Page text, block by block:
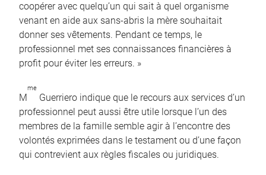
coopérer avec quelqu’un qui sait à quel organisme
venant en aide aux sans-abris la mère souhaitait
donner ses vêtements. Pendant ce temps, le
professionnel met ses connaissances financières à
profit pour éviter les erreurs. »
M
me
Guerriero indique que le recours aux services d’un
professionnel peut aussi être utile lorsque l’un des
membres de la famille semble agir à l’encontre des
volontés exprimées dans le testament ou d’une façon
qui contrevient aux règles fiscales ou juridiques.